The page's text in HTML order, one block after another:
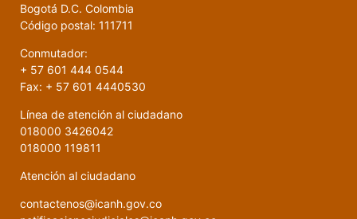
Bogotá D.C. Colombia
Código postal: 111711
Conmutador:
+ 57 601 444 0544
Fax: + 57 601 4440530
Línea de atención al ciudadano
018000 3426042
018000 119811
Atención al ciudadano
contactenos@icanh.gov.co